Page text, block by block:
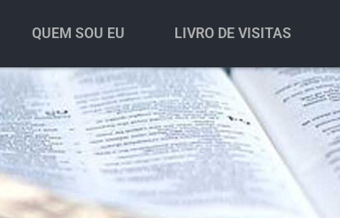
QUEM SOU EU LIVRO DE VISITAS